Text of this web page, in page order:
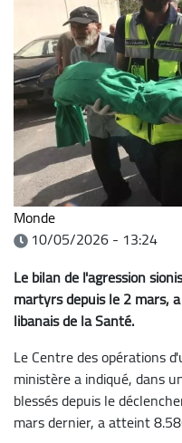
Monde
10/05/2026 - 13:24
Le bilan de l'agression
martyrs depuis le 2 mars,
libanais de la Santé.
Le Centre des opérations
ministère a indiqué, dans
blessés depuis le
mars dernier, a atteint